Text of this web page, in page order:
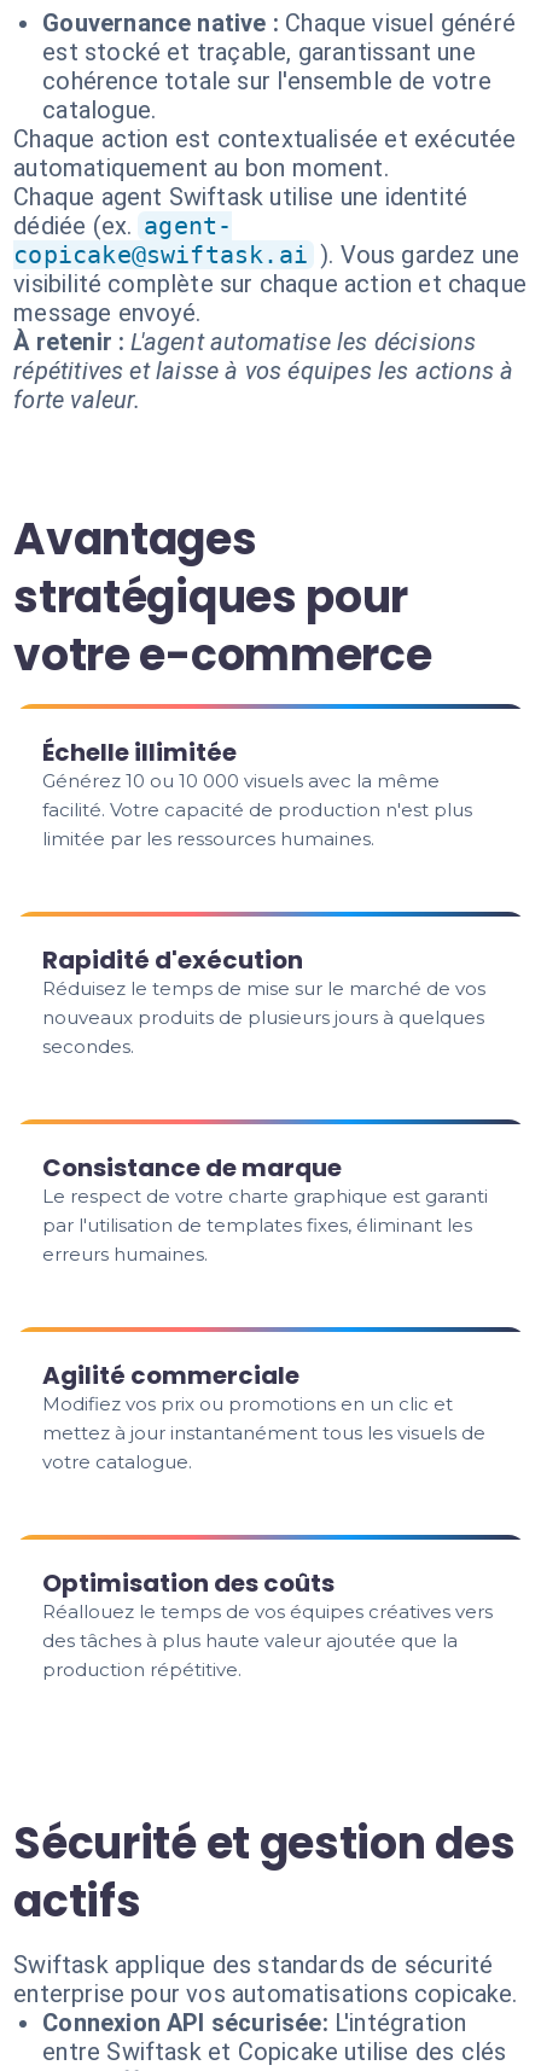
Gouvernance native : Chaque visuel généré
est stocké et traçable, garantissant une
cohérence totale sur l'ensemble de votre
catalogue.
Chaque action est contextualisée et exécutée
automatiquement au bon moment.
Chaque agent Swiftask utilise une identité
dédiée (ex. agent-
copicake@swiftask.ai ). Vous gardez une
visibilité complète sur chaque action et chaque
message envoyé.
À retenir : L'agent automatise les décisions
répétitives et laisse à vos équipes les actions à
forte valeur.
Avantages
stratégiques pour
votre e-commerce
Échelle illimitée
Générez 10 ou 10 000 visuels avec la même
facilité. Votre capacité de production n'est plus
limitée par les ressources humaines.
Rapidité d'exécution
Réduisez le temps de mise sur le marché de vos
nouveaux produits de plusieurs jours à quelques
secondes.
Consistance de marque
Le respect de votre charte graphique est garanti
par l'utilisation de templates fixes, éliminant les
erreurs humaines.
Agilité commerciale
Modifiez vos prix ou promotions en un clic et
mettez à jour instantanément tous les visuels de
votre catalogue.
Optimisation des coûts
Réallouez le temps de vos équipes créatives vers
des tâches à plus haute valeur ajoutée que la
production répétitive.
Sécurité et gestion des
actifs
Swiftask applique des standards de sécurité
enterprise pour vos automatisations copicake.
Connexion API sécurisée: L'intégration
entre Swiftask et Copicake utilise des clés